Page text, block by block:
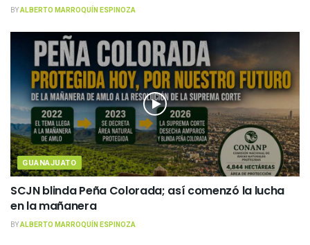
BYALBERTO MARROQUÍN ESPINOZA
GUANAJUATO
SCJN blinda Peña Colorada; así comenzó la lucha
en la mañanera
BYALBERTO MARROQUÍN ESPINOZA